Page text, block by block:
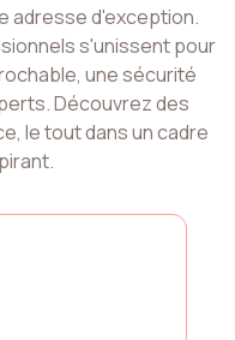
adresse d'exception.
s'unissent pour
une sécurité
Découvrez des
le tout dans un cadre